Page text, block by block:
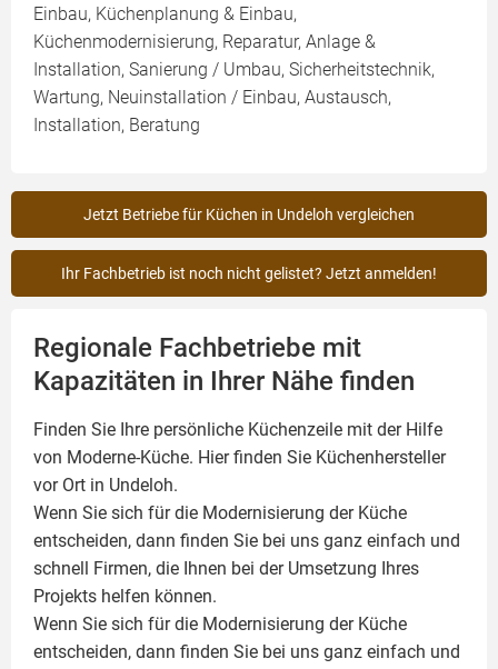
Einbau, Küchenplanung & Einbau,
Küchenmodernisierung, Reparatur, Anlage &
Installation, Sanierung / Umbau, Sicherheitstechnik,
Wartung, Neuinstallation / Einbau, Austausch,
Installation, Beratung
Jetzt Betriebe für Küchen in Undeloh vergleichen
Ihr Fachbetrieb ist noch nicht gelistet? Jetzt anmelden!
Regionale Fachbetriebe mit
Kapazitäten in Ihrer Nähe finden
Finden Sie Ihre persönliche Küchenzeile mit der Hilfe
von Moderne-Küche. Hier finden Sie Küchenhersteller
vor Ort in Undeloh.
Wenn Sie sich für die Modernisierung der Küche
entscheiden, dann finden Sie bei uns ganz einfach und
schnell Firmen, die Ihnen bei der Umsetzung Ihres
Projekts helfen können.
Wenn Sie sich für die Modernisierung der Küche
entscheiden, dann finden Sie bei uns ganz einfach und